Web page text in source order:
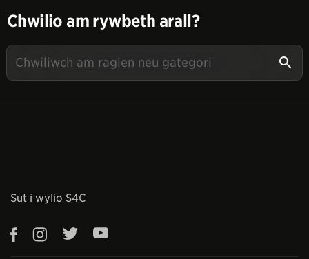
Chwilio am rywbeth arall?
Sut i wylio S4C